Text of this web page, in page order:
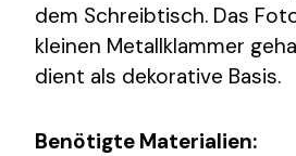
dem Schreibtisch. Das
kleinen Metallklammer
dient als dekorative Basis.
Benötigte Materialien: